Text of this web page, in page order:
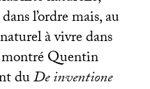
l’ordre mais, au
à vivre dans
montré Quentin
duDe inventione